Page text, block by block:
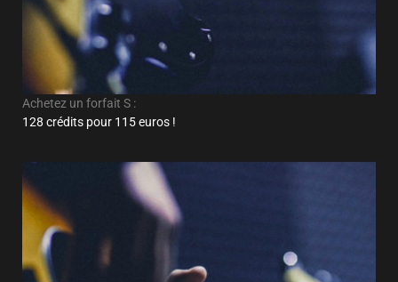
Achetez un forfait S :
128 crédits pour 115 euros !